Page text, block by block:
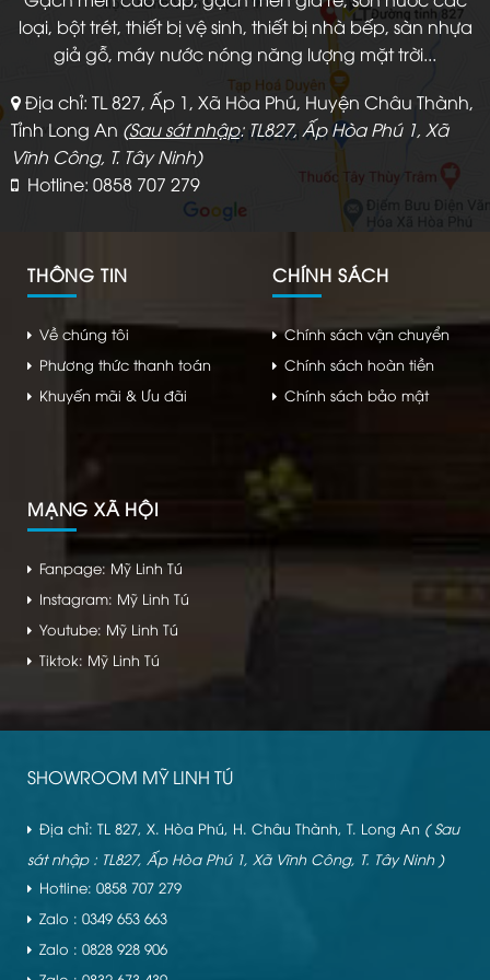
loại, bột trét, thiết bị vệ sinh, thiết bị nhà bếp, sàn nhựa
giả gỗ, máy nước nóng năng lượng mặt trời...
Địa chỉ: TL 827, Ấp 1, Xã Hòa Phú, Huyện Châu Thành,
Tỉnh Long An (Sau sát nhập: TL827, Ấp Hòa Phú 1, Xã
Vĩnh Công, T. Tây Ninh)
Hotline: 0858 707 279
THÔNG TIN
Về chúng tôi
Phương thức thanh toán
Khuyến mãi & Ưu đãi
CHÍNH SÁCH
Chính sách vận chuyển
Chính sách hoàn tiền
Chính sách bảo mật
MẠNG XÃ HỘI
Fanpage: Mỹ Linh Tú
Instagram: Mỹ Linh Tú
Youtube: Mỹ Linh Tú
Tiktok: Mỹ Linh Tú
SHOWROOM MỸ LINH TÚ
Địa chỉ: TL 827, X. Hòa Phú, H. Châu Thành, T. Long An ( Sau
sát nhập : TL827, Ấp Hòa Phú 1, Xã Vĩnh Công, T. Tây Ninh )
Hotline: 0858 707 279
Zalo : 0349 653 663
Zalo : 0828 928 906